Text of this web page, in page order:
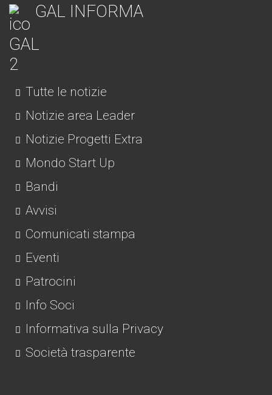
GAL INFORMA
Tutte le notizie
Notizie area Leader
Notizie Progetti Extra
Mondo Start Up
Bandi
Avvisi
Comunicati stampa
Eventi
Patrocini
Info Soci
Informativa sulla Privacy
Società trasparente